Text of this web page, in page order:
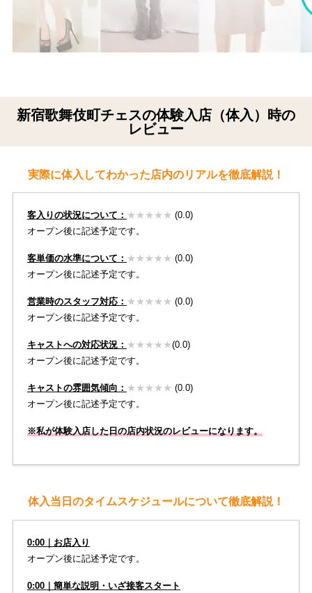
新宿歌舞伎町チェスの体験入店（体入）時の
レビュー
実際に体入してわかった店内のリアルを徹底解説！
客入りの状況について： ★★★★★ (0.0)
オープン後に記述予定です。
客単価の水準について： ★★★★★ (0.0)
オープン後に記述予定です。
営業時のスタッフ対応： ★★★★★ (0.0)
オープン後に記述予定です。
キャストへの対応状況： ★★★★★(0.0)
オープン後に記述予定です。
キャストの雰囲気傾向： ★★★★★ (0.0)
オープン後に記述予定です。
※私が体験入店した日の店内状況のレビューになります。
体入当日のタイムスケジュールについて徹底解説！
0:00｜お店入り
オープン後に記述予定です。
0:00｜簡単な説明・いざ接客スタート